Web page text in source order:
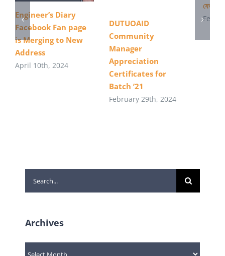
Engineer’s Diary
Facebook Fan page
is Merging to New
Address
April 10th, 2024
DUTUOAID
Community
Manager
Appreciation
Certificates for
Batch ’21
February 29th, 2024
যেভাবে
Search
for:
Archives
Archives